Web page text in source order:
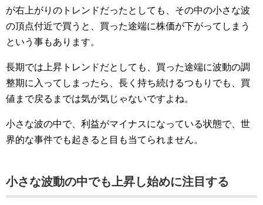
が右上がりのトレンドだったとしても、その中の小さな波
の頂点付近で買うと、買った途端に株価が下がってしまう
という事もあります。
長期では上昇トレンドだとしても、買った途端に波動の調
整期に入ってしまったら、長く持ち続けるつもりでも、買
値まで戻るまでは気が気じゃないですよね。
小さな波の中で、利益がマイナスになっている状態で、世
界的な事件でも起きると目も当てられません。
小さな波動の中でも上昇し始めに注目する